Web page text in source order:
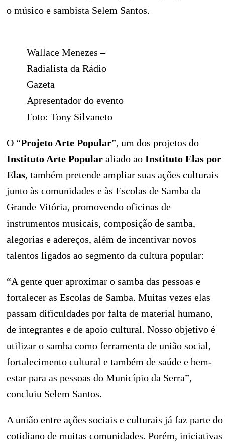
o músico e sambista Selem Santos.
Wallace Menezes –
Radialista da Rádio
Gazeta
Apresentador do evento
Foto: Tony Silvaneto
O “Projeto Arte Popular”, um dos projetos do
Instituto Arte Popular aliado ao Instituto Elas por
Elas, também pretende ampliar suas ações culturais
junto às comunidades e às Escolas de Samba da
Grande Vitória, promovendo oficinas de
instrumentos musicais, composição de samba,
alegorias e adereços, além de incentivar novos
talentos ligados ao segmento da cultura popular:
“A gente quer aproximar o samba das pessoas e
fortalecer as Escolas de Samba. Muitas vezes elas
passam dificuldades por falta de material humano,
de integrantes e de apoio cultural. Nosso objetivo é
utilizar o samba como ferramenta de união social,
fortalecimento cultural e também de saúde e bem-
estar para as pessoas do Município da Serra”,
concluiu Selem Santos.
A união entre ações sociais e culturais já faz parte do
cotidiano de muitas comunidades. Porém, iniciativas